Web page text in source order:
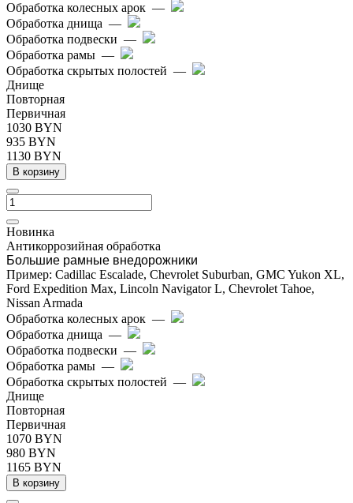
Обработка колесных арок —
Обработка днища —
Обработка подвески —
Обработка рамы —
Обработка скрытых полостей —
Днище
Повторная
Первичная
1030 BYN
935 BYN
1130 BYN
В корзину
Новинка
Антикоррозийная обработка
Большие рамные внедорожники
Пример: Cadillac Escalade, Chevrolet Suburban, GMC Yukon XL,
Ford Expedition Max, Lincoln Navigator L, Chevrolet Tahoe,
Nissan Armada
Обработка колесных арок —
Обработка днища —
Обработка подвески —
Обработка рамы —
Обработка скрытых полостей —
Днище
Повторная
Первичная
1070 BYN
980 BYN
1165 BYN
В корзину